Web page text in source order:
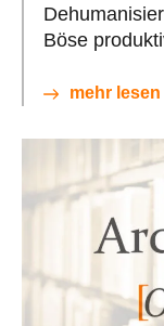
Böse
mehr lesen